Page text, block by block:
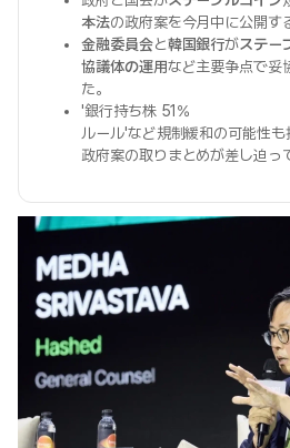
本法の政府案を今月中に公開す
金融委員会と韓国銀行がステー
協議体の運用など主要争点で妥
た。
'銀行持ち株 51%
ルール'など規制緩和の可能性も
政府案の取りまとめが差し迫っ